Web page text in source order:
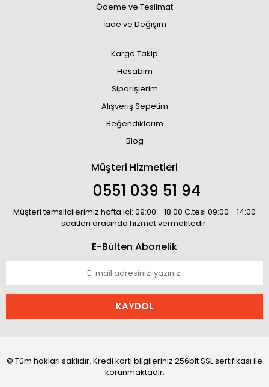
Ödeme ve Teslimat
İade ve Değişim
Kargo Takip
Hesabım
Siparişlerim
Alışveriş Sepetim
Beğendiklerim
Blog
Müşteri Hizmetleri
0551 039 51 94
Müşteri temsilcilerimiz hafta içi: 09:00 - 18:00 C.tesi 09:00 - 14:00
saatleri arasında hizmet vermektedir.
E-Bülten Abonelik
KAYDOL
© Tüm hakları saklıdır. Kredi kartı bilgileriniz 256bit SSL sertifikası ile
korunmaktadır.